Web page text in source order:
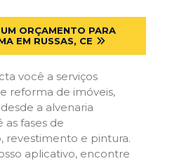
ORÇAMENTO PARA
EM RUSSAS, CE
você a serviços
reforma de imóveis,
a alvenaria
as fases de
revestimento e pintura.
aplicativo, encontre